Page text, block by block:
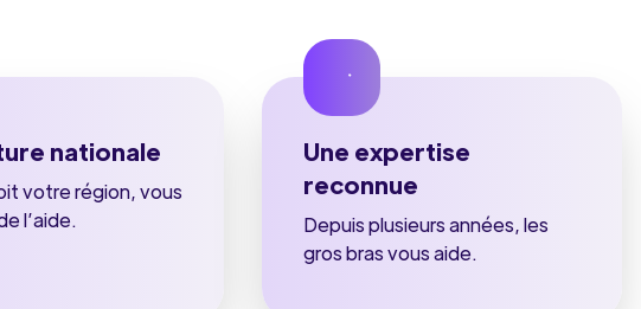
nationale
votre région, vous
l’aide.
Une expertise
reconnue
Depuis plusieurs années, les
gros bras vous aide.